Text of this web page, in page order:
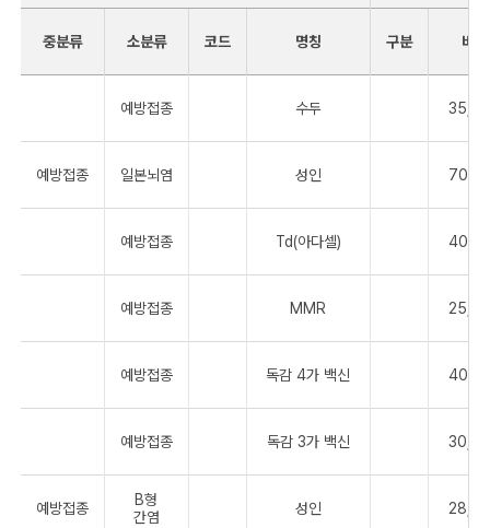
중분류 소분류 코드 명칭 구분 비용
예방접종 수두
예방접종 일본뇌염 성인
예방접종 Td(아다셀)
예방접종 MMR
예방접종 독감 4가 백신
예방접종 독감 3가 백신
예방접종
B형
간염
성인